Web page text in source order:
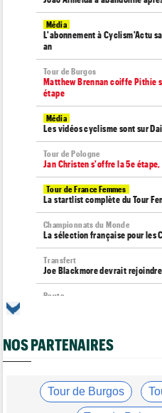
Média
L'abonnement à Cyclism'Actu
an
Tour de Burgos
Matthew Brennan coiffe Pithie
étape
Média
Les vidéos cyclisme sont sur
Tour de Pologne
Jan Christen s'offre la 5e
Tour de France Femmes
La startlist complète du Tour
Championnats du Monde
La sélection française pour les
Transfert
Joe Blackmore devrait
Route
Tour de France Femmes
Horaires et chaînes… La
Blessé, le Belge Toon Aerts, a
NOS PARTENAIRES
Tour de Burgos